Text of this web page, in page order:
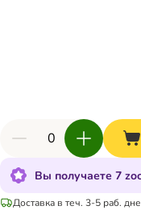
Вы получаете 7
Доставка в теч. 3-5 раб.